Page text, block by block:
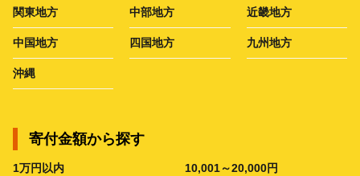
関東地方 中部地方 近畿地方
中国地方 四国地方 九州地方
沖縄
寄付金額から探す
1万円以内 10,001～20,000円